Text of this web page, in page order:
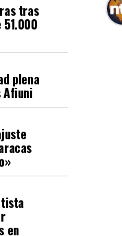
tras
plena
Afiuni
en